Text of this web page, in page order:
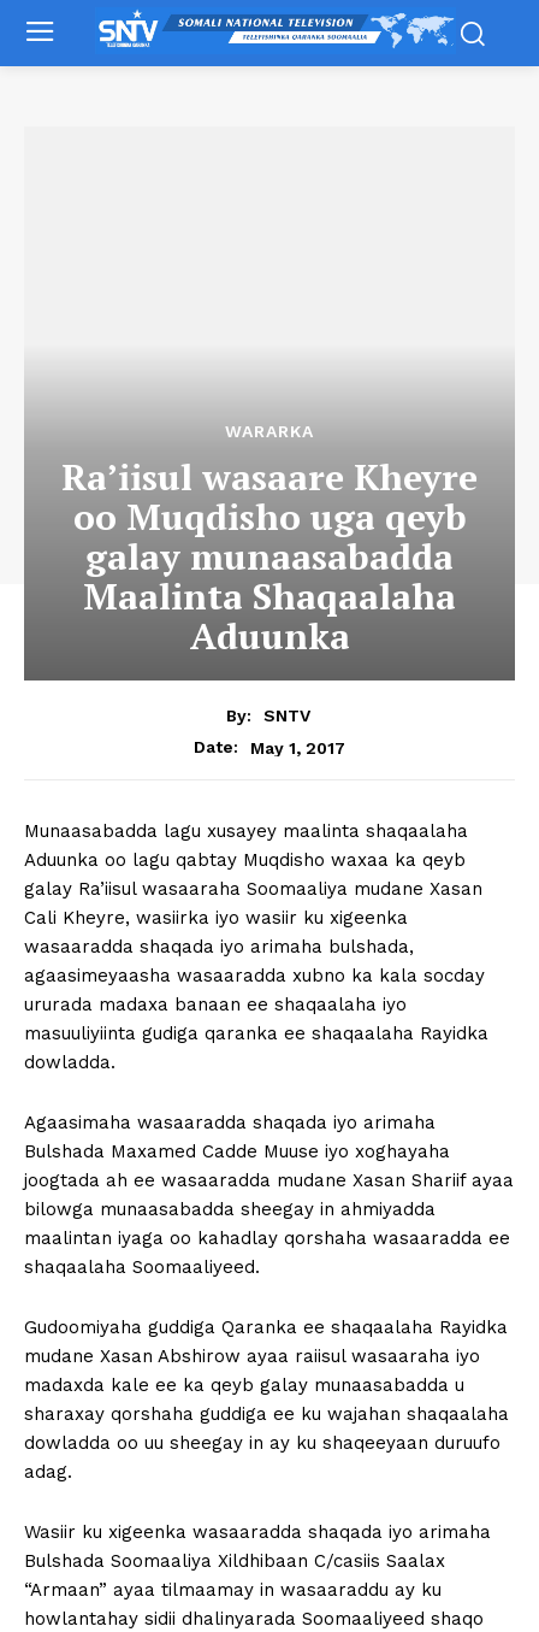
WARARKA
Ra’iisul wasaare Kheyre
oo Muqdisho uga qeyb
galay munaasabadda
Maalinta Shaqaalaha
Aduunka
By:
SNTV
Date:
May 1, 2017
Munaasabadda lagu xusayey maalinta shaqaalaha
Aduunka oo lagu qabtay Muqdisho waxaa ka qeyb
galay Ra’iisul wasaaraha Soomaaliya mudane Xasan
Cali Kheyre, wasiirka iyo wasiir ku xigeenka
wasaaradda shaqada iyo arimaha bulshada,
agaasimeyaasha wasaaradda xubno ka kala socday
ururada madaxa banaan ee shaqaalaha iyo
masuuliyiinta gudiga qaranka ee shaqaalaha Rayidka
dowladda.
Agaasimaha wasaaradda shaqada iyo arimaha
Bulshada Maxamed Cadde Muuse iyo xoghayaha
joogtada ah ee wasaaradda mudane Xasan Shariif ayaa
bilowga munaasabadda sheegay in ahmiyadda
maalintan iyaga oo kahadlay qorshaha wasaaradda ee
shaqaalaha Soomaaliyeed.
Gudoomiyaha guddiga Qaranka ee shaqaalaha Rayidka
mudane Xasan Abshirow ayaa raiisul wasaaraha iyo
madaxda kale ee ka qeyb galay munaasabadda u
sharaxay qorshaha guddiga ee ku wajahan shaqaalaha
dowladda oo uu sheegay in ay ku shaqeeyaan duruufo
adag.
Wasiir ku xigeenka wasaaradda shaqada iyo arimaha
Bulshada Soomaaliya Xildhibaan C/casiis Saalax
“Armaan” ayaa tilmaamay in wasaaraddu ay ku
howlantahay sidii dhalinyarada Soomaaliyeed shaqo